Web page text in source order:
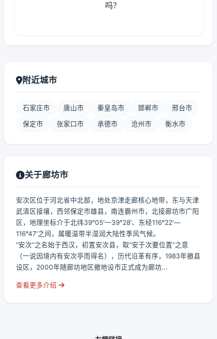
吗？
附近城市
石家庄市 唐山市 秦皇岛市 邯郸市 邢台市
保定市 张家口市 承德市 沧州市 衡水市
关于廊坊市
安次区位于河北省中北部，地处京津走廊核心地带，东与天津
武清区接壤，西邻保定市雄县，南连霸州市，北接廊坊市广阳
区，地理坐标介于北纬39°05′—39°28′、东经116°22′—
116°47′之间，属暖温带半湿润大陆性季风气候。
“安次”之名始于西汉，初置安次县，取“安于次要位置”之意
（一说因境内有安次亭而得名），历代沿革有序，1983年撤县
设区，2000年随廊坊地区撤地设市正式成为廊坊...
查看更多介绍